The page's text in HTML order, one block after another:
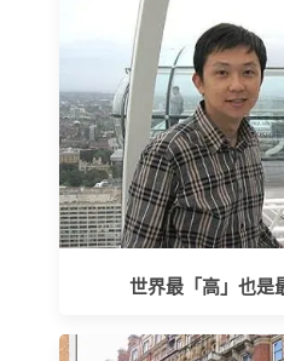
世界最「高」也是